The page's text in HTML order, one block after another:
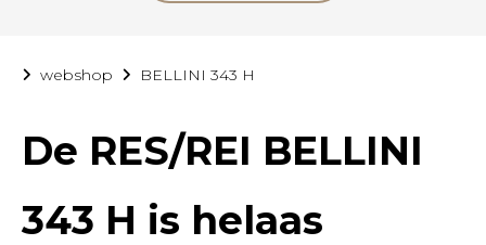
webshop BELLINI 343 H
De RES/REI BELLINI
343 H is helaas